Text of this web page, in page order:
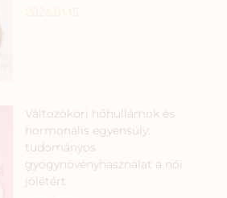
Változókori hőhullámok és
hormonális egyensúly:
tudományos
gyógynövényhasználat a női
jólétért